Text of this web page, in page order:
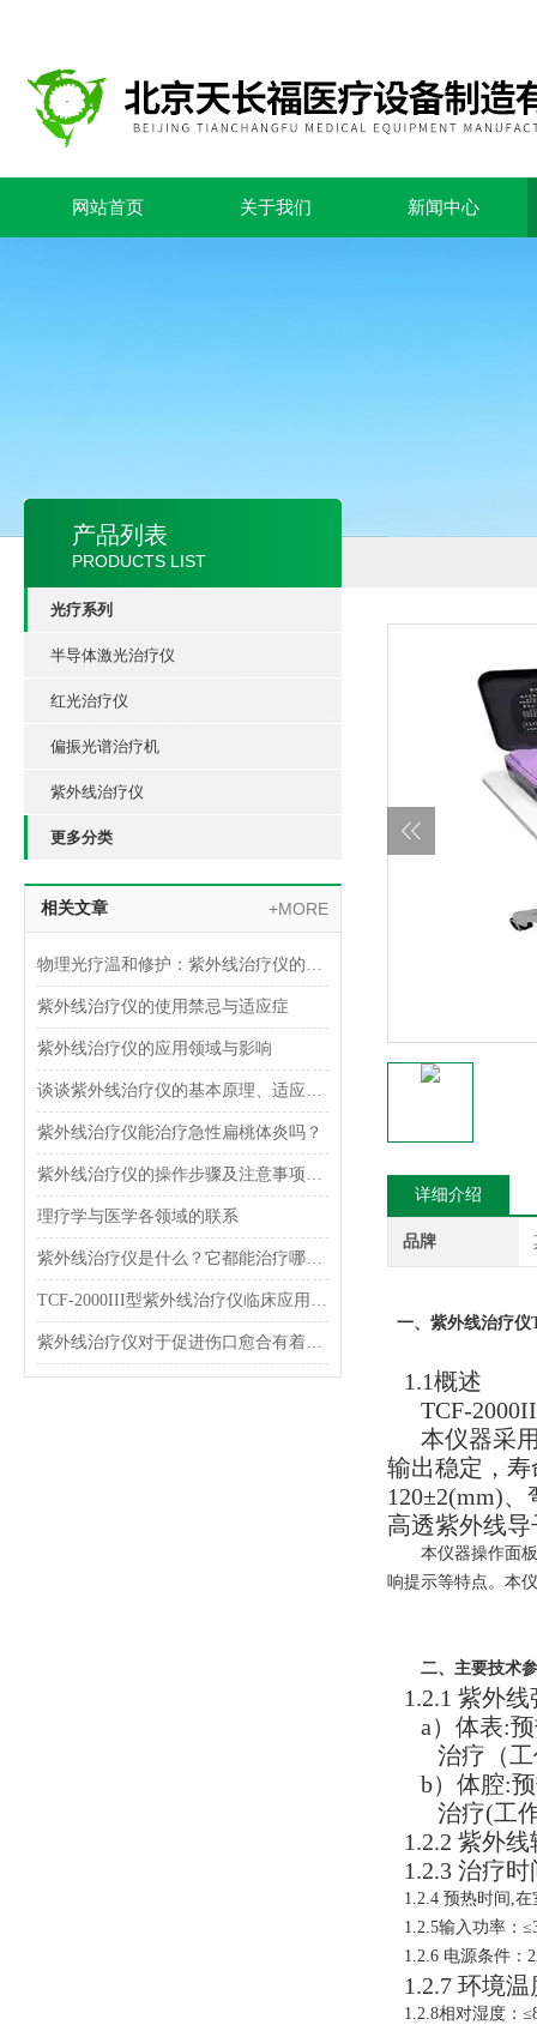
网站首页 关于我们 新闻中心
产品列表
PRODUCTS LIST
光疗系列
半导体激光治疗仪
红光治疗仪
偏振光谱治疗机
紫外线治疗仪
更多分类
相关文章 +MORE
物理光疗温和修护：紫外线治疗仪的临床应用与价值
紫外线治疗仪的使用禁忌与适应症
紫外线治疗仪的应用领域与影响
谈谈紫外线治疗仪的基本原理、适应症、使用方法以及优缺点
紫外线治疗仪能治疗急性扁桃体炎吗？
紫外线治疗仪的操作步骤及注意事项讲解
理疗学与医学各领域的联系
紫外线治疗仪是什么？它都能治疗哪些疾病呢？
TCF-2000III型紫外线治疗仪临床应用及原理
紫外线治疗仪对于促进伤口愈合有着重要作用
详细介绍
品牌
一、 紫外线治疗仪
1.1概述
TCF-
本仪器采
输出稳定，
120±2(mm)、
高透紫外线
本仪器操作面
响提示等特点。本
二、主要技术
1.2.1 紫外
a）体表:
治疗（工
b）体腔:
治疗(工
1.2.2 紫外
1.2.3 治疗
1.2.4 预热时间,在
1.2.5输入功率：
1.2.6 电源条件：
1.2.7 环境温
1.2.8相对湿度：